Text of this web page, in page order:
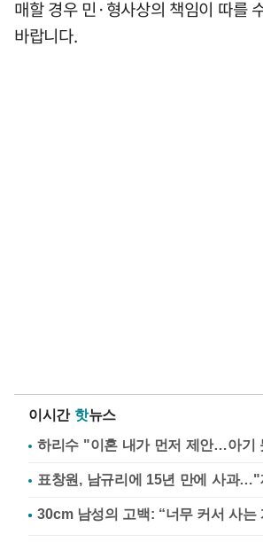
매할 경우 민·형사상의 책임이 따를
바랍니다.
이시간 핫뉴스
하리수 "이혼 내가 먼저 제안…아기
표창원, 남규리에 15년 만에 사과